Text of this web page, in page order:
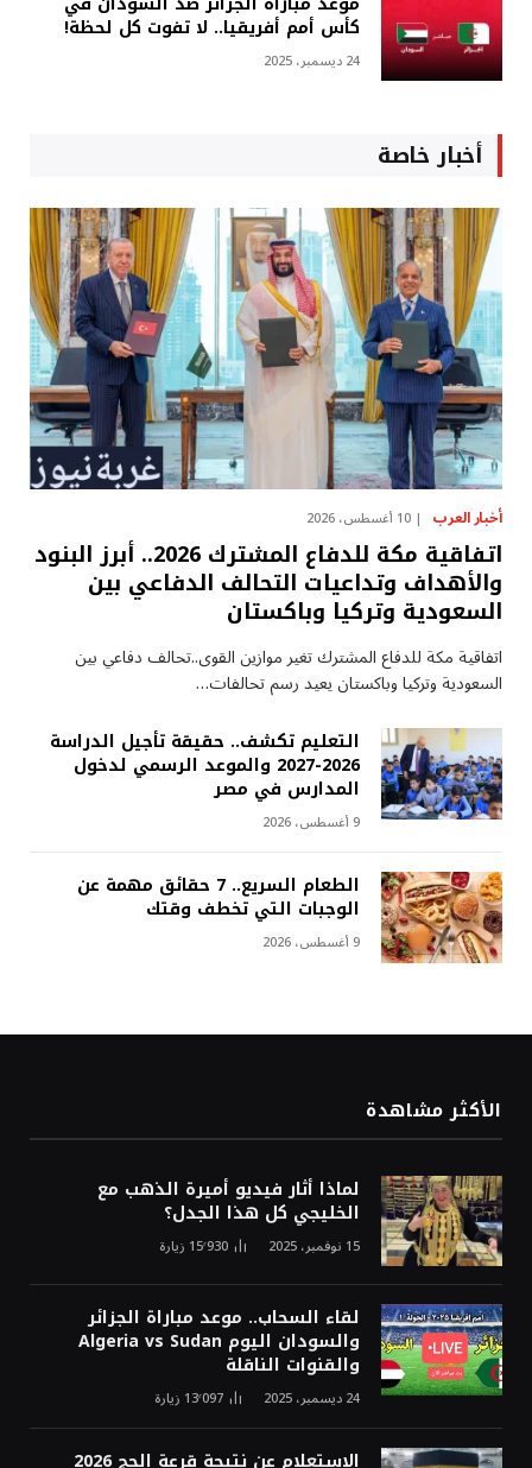
كأس أمم أفريقيا.. لا تفوت كل لحظة!
24 ديسمبر، 2025
أخبار خاصة
أخبار العرب 10 أغسطس، 2026
اتفاقية مكة للدفاع المشترك 2026.. أبرز البنود
والأهداف وتداعيات التحالف الدفاعي بين
السعودية وتركيا وباكستان
اتفاقية مكة للدفاع المشترك تغير موازين القوى..تحالف دفاعي بين
السعودية وتركيا وباكستان يعيد رسم تحالفات…
التعليم تكشف.. حقيقة تأجيل الدراسة
2026-2027 والموعد الرسمي لدخول
المدارس في مصر
9 أغسطس، 2026
الطعام السريع.. 7 حقائق مهمة عن
الوجبات التي تخطف وقتك
9 أغسطس، 2026
الأكثر مشاهدة
لماذا أثار فيديو أميرة الذهب مع
الخليجي كل هذا الجدل؟
15 نوفمبر، 2025 15٬930 زيارة
لقاء السحاب.. موعد مباراة الجزائر
والسودان اليوم Algeria vs Sudan
والقنوات الناقلة
24 ديسمبر، 2025 13٬097 زيارة